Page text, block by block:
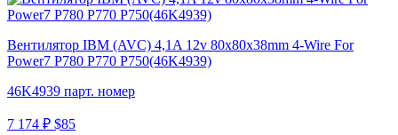
Вентилятор IBM (AVC) 4,1A 12v 80x80x38mm 4-Wire For
Power7 P780 P770 P750(46K4939)
46K4939 парт. номер
7 174 ₽ $85